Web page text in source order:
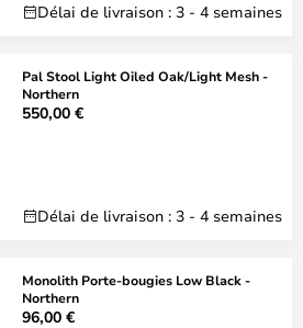
Délai de livraison : 3 - 4 semaines
Pal Stool Light Oiled Oak/Light Mesh -
Northern
550,00 €
Délai de livraison : 3 - 4 semaines
Monolith Porte-bougies Low Black -
Northern
96,00 €